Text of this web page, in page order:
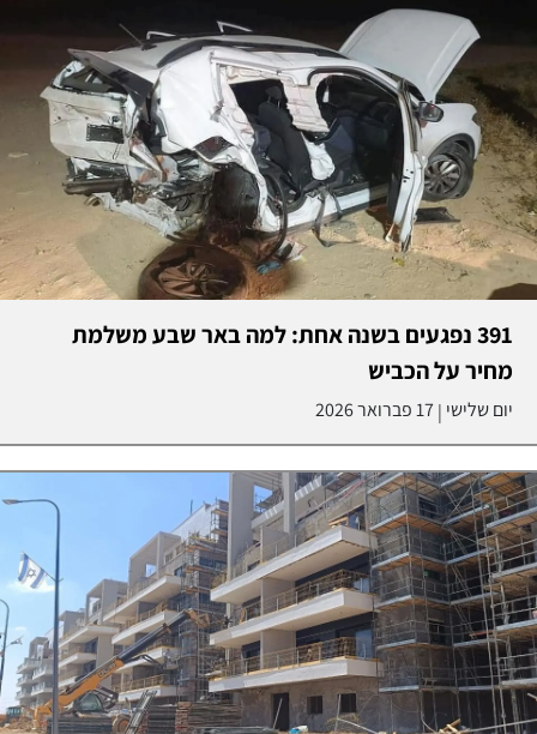
391 נפגעים בשנה אחת: למה באר שבע משלמת
מחיר על הכביש
יום שלישי |17 פברואר 2026